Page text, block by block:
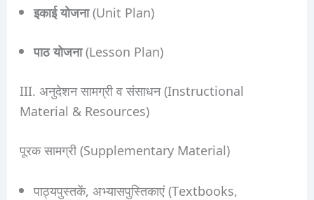
इकाई योजना(Unit Plan)
पाठ योजना(Lesson Plan)
III. अनुदेशन सामग्री व संसाधन (Instructional
Material & Resources)
पूरक सामग्री (Supplementary Material)
पाठ्यपुस्तकें, अभ्यासपुस्तिकाएं (Textbooks,